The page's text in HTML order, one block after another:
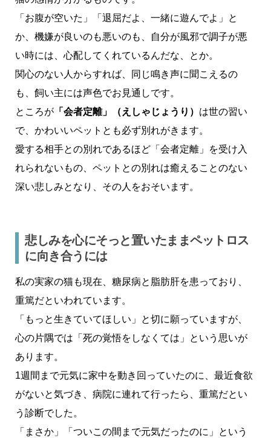
「お腹が空いた」「退屈だよ、一緒に遊んでよ」と
か、機嫌が良いのも悪いのも、自分が風邪で調子が悪
い時には、心配してくれているんだな、とか。
関心のない人からすれば、同じ鳴き声に聞こえるの
も、飼い主には声色でお見通しです。
ところが 「会者定離」（えしゃじょうり） は世の習い
で、かわいいペットとも必ず別れがきます。
愛する相手との別れであるほど「会者定離」を受け入
れられないもの、ペットとの別れは癒えることのない
深い悲しみとなり、その人をおそいます。
悲しみを心にそっと置いたままペットロス
に向き合うには
私の実家の猫も現在、糖尿病と脂肪肝を患っており、
重篤だといわれています。
「もっと生きていてほしい」と切に願っていますが、
心の片隅では「死の覚悟をしなくては」という思いが
あります。
1週間まで元気に家中を動き回っていたのに、最近食欲
がないと気づき、病院に連れて行ったら、重篤だとい
う診断でした。
「まさか」「ついこの間まで元気だったのに」という